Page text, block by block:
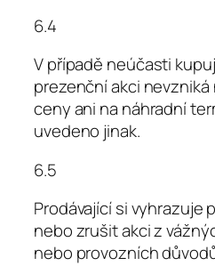
6.4
V případě neúčasti
prezenční akci nevzniká
ceny ani na náhradní
uvedeno jinak.
6.5
Prodávající si vyhrazuje
nebo zrušit akci z
nebo provozních